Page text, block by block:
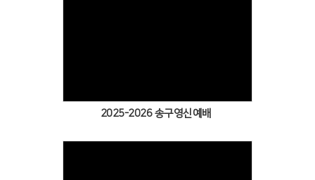
2025-2026 송구영신예배